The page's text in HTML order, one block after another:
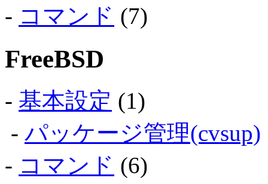
- コマンド (7)
FreeBSD
- 基本設定 (1)
- パッケージ管理(cvsup)
- コマンド (6)